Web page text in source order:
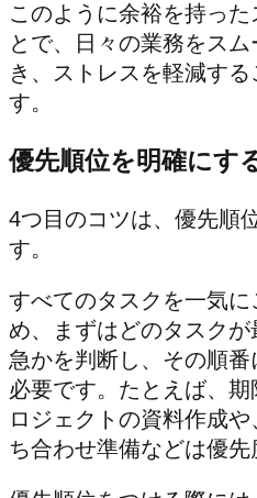
このように余裕を持っ
とで、日々の業務をス
き、ストレスを軽減す
す。
優先順位を明確にす
4つ目のコツは、優先順
す。
すべてのタスクを一気
め、まずはどのタスク
急かを判断し、その順
必要です。たとえば、
ロジェクトの資料作成
ち合わせ準備などは優先